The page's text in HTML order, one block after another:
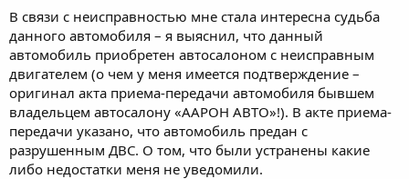
В связи с неисправностью мне стала интересна судьба
данного автомобиля – я выяснил, что данный
автомобиль приобретен автосалоном с неисправным
двигателем (о чем у меня имеется подтверждение –
оригинал акта приема-передачи автомобиля бывшем
владельцем автосалону «ААРОН АВТО»!). В акте приема-
передачи указано, что автомобиль предан с
разрушенным ДВС. О том, что были устранены какие
либо недостатки меня не уведомили.